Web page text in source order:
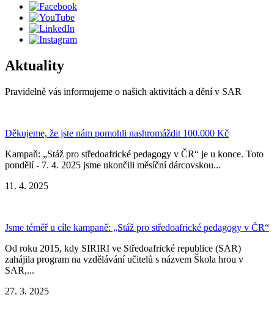
Aktuality
Pravidelně vás informujeme o našich aktivitách a dění v SAR
Děkujeme, že jste nám pomohli nashromáždit 100.000 Kč
Kampaň: „Stáž pro středoafrické pedagogy v ČR“ je u konce. Toto
pondělí - 7. 4. 2025 jsme ukončili měsíční dárcovskou...
11. 4. 2025
Jsme téměř u cíle kampaně: „Stáž pro středoafrické pedagogy v ČR“
Od roku 2015, kdy SIRIRI ve Středoafrické republice (SAR)
zahájila program na vzdělávání učitelů s názvem Škola hrou v
SAR,...
27. 3. 2025